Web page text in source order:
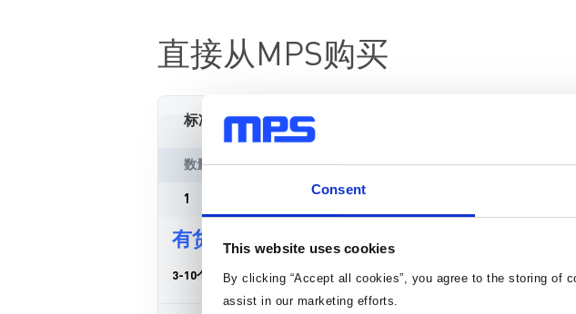
Consent
This website uses cookies
By clicking “Accept all cookies”, you agree to the storing of
assist in our marketing efforts.
直接从MPS购买
标准定价
数量 单价
1
有货
3-10个工作日内到货。 每单运费仅为 5 美元。